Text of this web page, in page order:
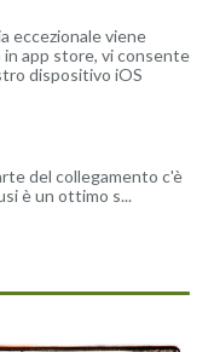
eccezionale viene
app store, vi consente
dispositivo iOS
del collegamento c'è
è un ottimo s...